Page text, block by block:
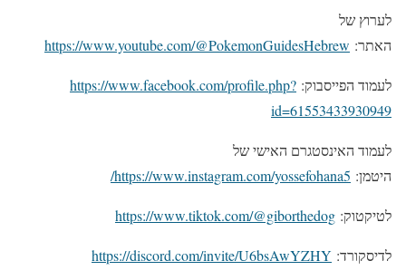
לערוץ של
האתר: https://www.youtube.com/@PokemonGuidesHebrew
לעמוד הפייסבוק: https://www.facebook.com/profile.php?
id=61553433930949
לעמוד האינסטגרם האישי של
היטמן: https://www.instagram.com/yossefohana5/
לטיקטוק: https://www.tiktok.com/@giborthedog
לדיסקורד: https://discord.com/invite/U6bsAwYZHY